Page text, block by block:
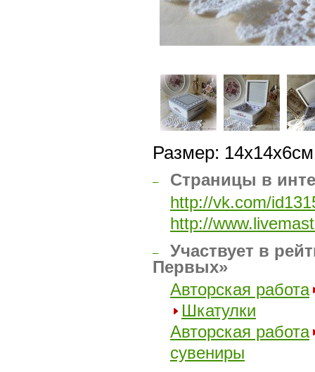
Размер: 14х14х6см
–
Страницы в
http://vk.com/
http://
–
Участвует в
Первых»
Авторская работа
Шкатулки
Авторская работа
сувениры